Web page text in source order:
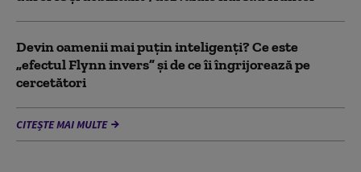
Devin oamenii mai puțin inteligenți? Ce este
„efectul Flynn invers” și de ce îi îngrijorează pe
cercetători
CITEȘTE MAI MULTE